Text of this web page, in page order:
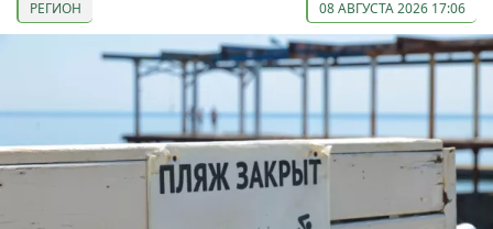
РЕГИОН 08 АВГУСТА 2026 17:06